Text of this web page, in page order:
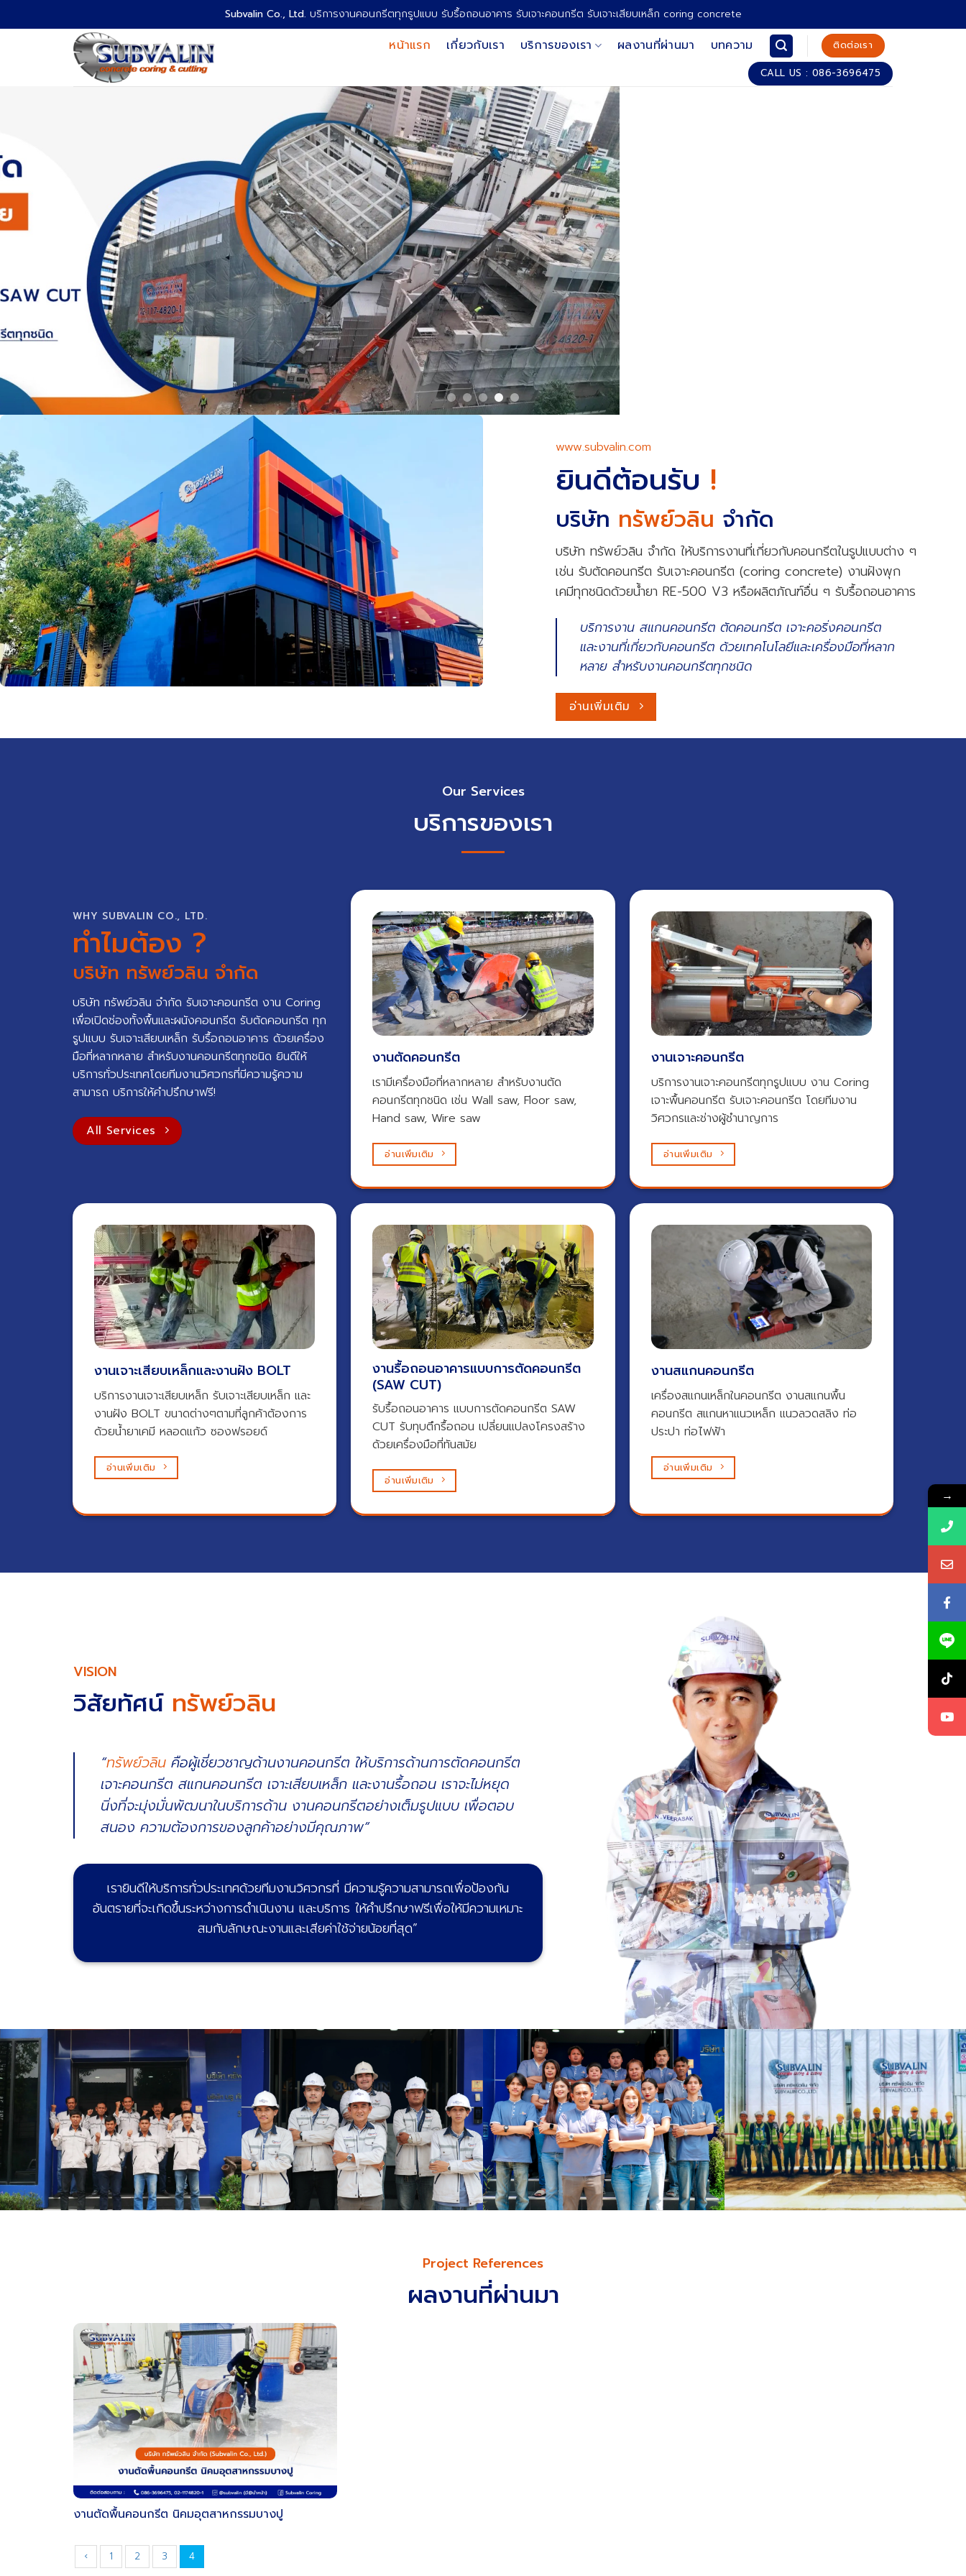
to
Subvalin Co., Ltd. บริการงานคอนกรีตทุกรูปแบบ รับรื้อถอนอาคาร รับเจาะคอนกรีต รับเจาะเสียบเหล็ก coring concrete
หน้าแรก เกี่ยวกับเรา บริการของเรา ผลงานที่ผ่านมา บทความ
ติดต่อเรา
CALL US : 086-3696475
www.subvalin.com
ยินดีต้อนรับ !
บริษัท ทรัพย์วลิน จำกัด
บริษัท ทรัพย์วลิน จำกัด ให้บริการงานที่เกี่ยวกับคอนกรีตในรูปแบบต่าง ๆ
เช่น รับตัดคอนกรีต รับเจาะคอนกรีต (coring concrete) งานฝังพุก
เคมีทุกชนิดด้วยน้ำยา RE-500 V3 หรือผลิตภัณฑ์อื่น ๆ รับรื้อถอนอาคาร
บริการงาน สแกนคอนกรีต ตัดคอนกรีต เจาะคอริ่งคอนกรีต
และงานที่เกี่ยวกับคอนกรีต ด้วยเทคโนโลยีและเครื่องมือที่หลาก
หลาย สำหรับงานคอนกรีตทุกชนิด
อ่านเพิ่มเติม
Our Services
บริการของเรา
WHY SUBVALIN CO., LTD.
ทำไมต้อง ?
บริษัท ทรัพย์วลิน จำกัด
บริษัท ทรัพย์วลิน จำกัด รับเจาะคอนกรีต งาน Coring
เพื่อเปิดช่องทั้งพื้นและผนังคอนกรีต รับตัดคอนกรีต ทุก
รูปแบบ รับเจาะเสียบเหล็ก รับรื้อถอนอาคาร ด้วยเครื่อง
มือที่หลากหลาย สำหรับงานคอนกรีตทุกชนิด ยินดีให้
บริการทั่วประเทศโดยทีมงานวิศวกรที่มีความรู้ความ
สามารถ บริการให้คำปรึกษาฟรี!
All Services
งานตัดคอนกรีต​
เรามีเครื่องมือที่หลากหลาย สำหรับงานตัด
คอนกรีตทุกชนิด เช่น Wall saw, Floor saw,
Hand saw, Wire saw
อ่านเพิ่มเติม
งานเจาะคอนกรีต​
บริการงานเจาะคอนกรีตทุกรูปแบบ งาน Coring
เจาะพื้นคอนกรีต รับเจาะคอนกรีต โดยทีมงาน
วิศวกรและช่างผู้ชำนาญการ
อ่านเพิ่มเติม
งานเจาะเสียบเหล็กและงานฝัง BOLT​
บริการงานเจาะเสียบเหล็ก รับเจาะเสียบเหล็ก และ
งานฝัง BOLT ขนาดต่างๆตามที่ลูกค้าต้องการ
ด้วยน้ำยาเคมี หลอดแก้ว ซองฟรอยด์
อ่านเพิ่มเติม
งานรื้อถอนอาคารแบบการตัดคอนกรีต
(SAW CUT)
รับรื้อถอนอาคาร แบบการตัดคอนกรีต SAW
CUT รับทุบตึกรื้อถอน เปลี่ยนแปลงโครงสร้าง
ด้วยเครื่องมือที่ทันสมัย
อ่านเพิ่มเติม
งานสแกนคอนกรีต​
เครื่องสแกนเหล็กในคอนกรีต งานสแกนพื้น
คอนกรีต สแกนหาแนวเหล็ก แนวลวดสลิง ท่อ
ประปา ท่อไฟฟ้า
อ่านเพิ่มเติม
VISION
วิสัยทัศน์ทรัพย์วลิน
“ทรัพย์วลิน คือผู้เชี่ยวชาญด้านงานคอนกรีต ให้บริการด้านการตัดคอนกรีต
เจาะคอนกรีต สแกนคอนกรีต เจาะเสียบเหล็ก และงานรื้อถอน เราจะไม่หยุด
นิ่งที่จะมุ่งมั่นพัฒนาในบริการด้าน งานคอนกรีตอย่างเต็มรูปแบบ เพื่อตอบ
สนอง ความต้องการของลูกค้าอย่างมีคุณภาพ”
เรายินดีให้บริการทั่วประเทศด้วยทีมงานวิศวกรที่ มีความรู้ความสามารถเพื่อป้องกัน
อันตรายที่จะเกิดขึ้นระหว่างการดำเนินงาน และบริการ ให้คำปรึกษาฟรีเพื่อให้มีความเหมาะ
สมกับลักษณะงานและเสียค่าใช้จ่ายน้อยที่สุด”
Project References
ผลงานที่ผ่านมา
งานตัดพื้นคอนกรีต นิคมอุตสาหกรรมบางปู
‹ 1 2 3 4
→